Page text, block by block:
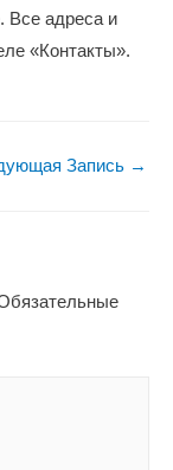
Все адреса и
«Контакты».
Запись →